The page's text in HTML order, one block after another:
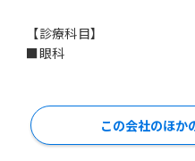
【診療科目】
この会社のほか